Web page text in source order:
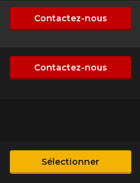
Contactez-nous
Contactez-nous
Sélectionner